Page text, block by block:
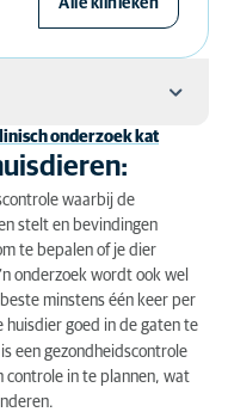
Alle klinieken
wat houdt het in?
nodig?
onderzoek kat
waarbij de
stelt en bevindingen
te bepalen of je dier
onderzoek wordt ook wel
minstens één keer per
huisdier goed in de gaten te
is een gezondheidscontrole
controle in te plannen, wat